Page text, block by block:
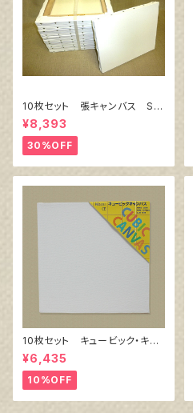
10枚セット 張キャンバス Sn
owWhite SPC（綿・ポリエステ
ル）F6 410㎜×318㎜
¥8,393
30%OFF
10枚セット キュービック・キャ
ンバス白（縦150㎜×横150㎜×
厚38㎜）
¥6,435
10%OFF